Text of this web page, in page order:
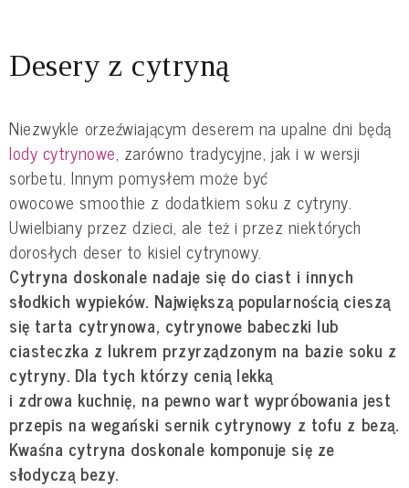
Desery z cytryną
Niezwykle orzeźwiającym deserem na upalne dni będą
lody cytrynowe, zarówno tradycyjne, jak i w wersji
sorbetu. Innym pomysłem może być
owocowe smoothie z dodatkiem soku z cytryny.
Uwielbiany przez dzieci, ale też i przez niektórych
dorosłych deser to kisiel cytrynowy.
Cytryna doskonale nadaje się do ciast i innych
słodkich wypieków. Największą popularnością cieszą
się tarta cytrynowa, cytrynowe babeczki lub
ciasteczka z lukrem przyrządzonym na bazie soku z
cytryny. Dla tych którzy cenią lekką
i zdrowa kuchnię, na pewno wart wypróbowania jest
przepis na wegański sernik cytrynowy z tofu z bezą.
Kwaśna cytryna doskonale komponuje się ze
słodyczą bezy.